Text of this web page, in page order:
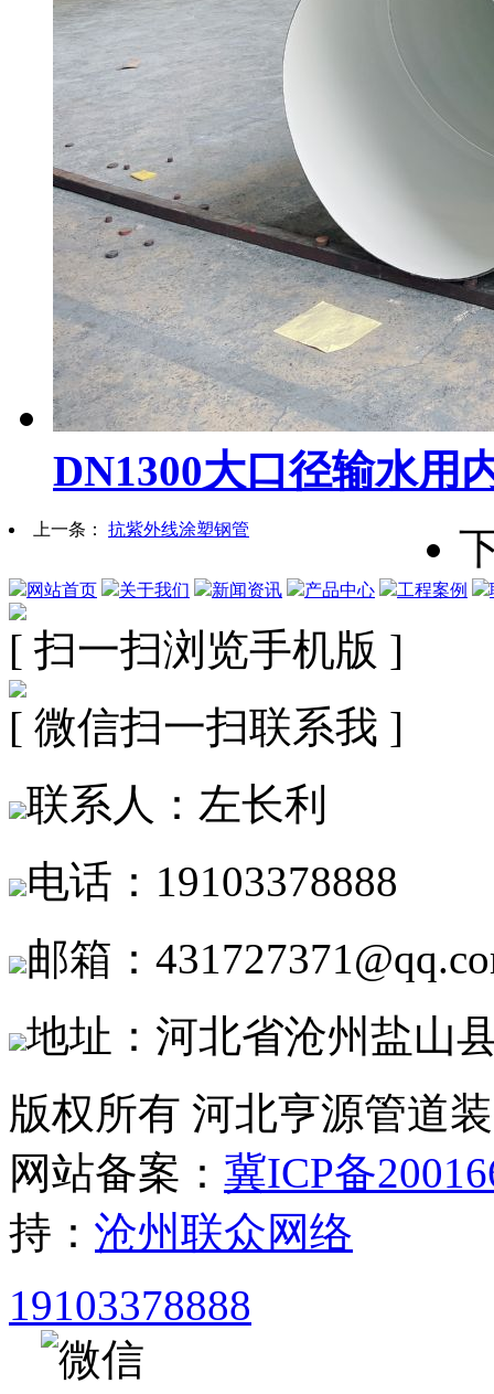
DN1300大口径输水用
上一条： 抗紫外线涂塑钢管
网站首页 关于我们 新闻资讯 产品中心 工程案例
[ 扫一扫浏览手机版 ]
[ 微信扫一扫联系我 ]
联系人：左长利
电话：19103378888
邮箱：
地址：河北省沧州盐山
版权所有 河北亨源管道
网站备案： 冀ICP备
持： 沧州联众网络
19103378888